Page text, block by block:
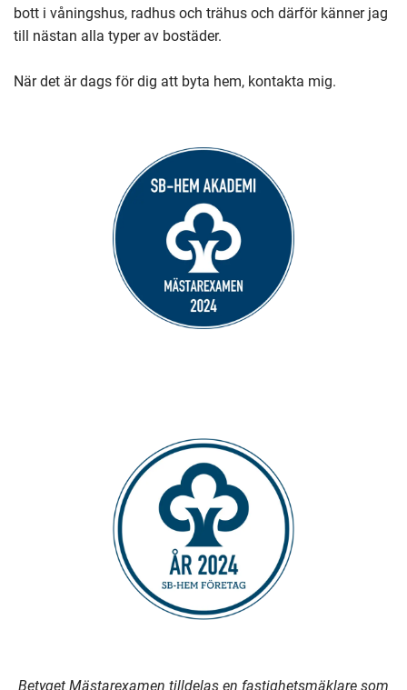
bott i våningshus, radhus och trähus och därför känner jag
till nästan alla typer av bostäder.
När det är dags för dig att byta hem, kontakta mig.
Betyget Mästarexamen tilldelas en fastighetsmäklare som